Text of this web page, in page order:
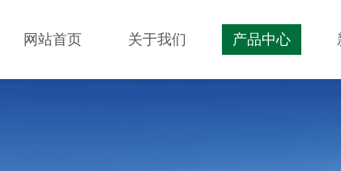
网站首页 关于我们 产品中心